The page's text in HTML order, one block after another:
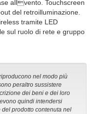
all⁥vento. Touchscreen
del retroilluminazione.
tramite LED
sul ruolo di rete e gruppo
nel modo più
peraltro sussistere
dei beni e dei loro
quindi intendersi
prodotto contenuta nel